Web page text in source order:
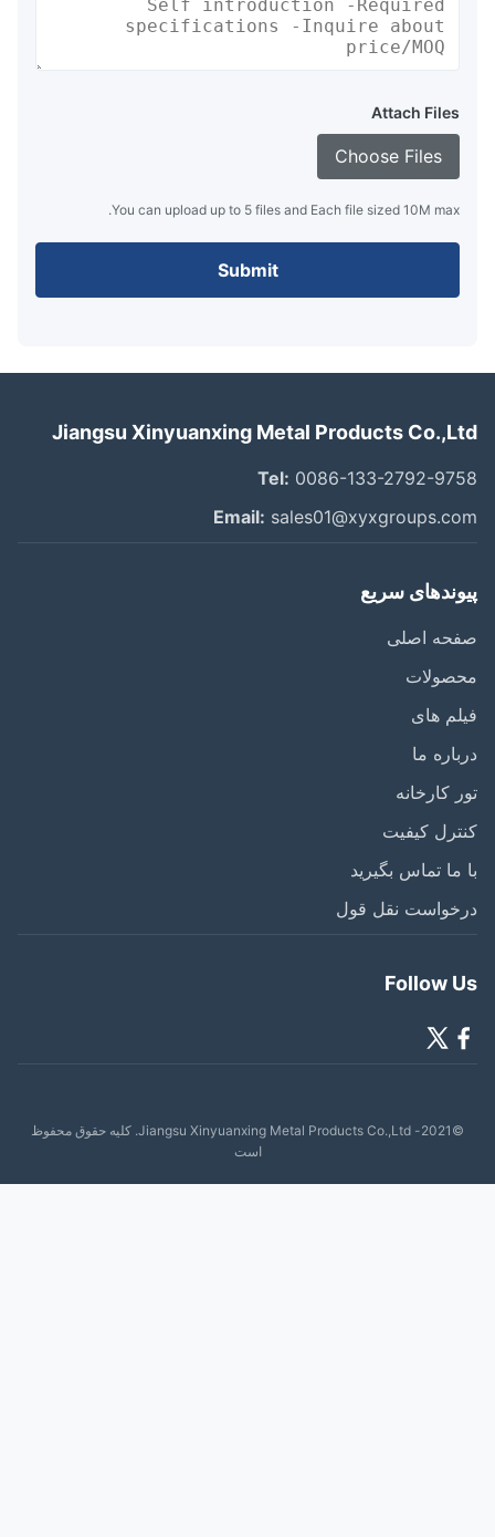
Attach Files
Choose Files
You can upload up to 5 files and Each file sized 10M max.
Submit
Jiangsu Xinyuanxing Metal Products
Tel:0086-133-2792-
Email:
سریع
اصلی
های
ما
کارخانه
کیفیت
تماس بگیرید
نقل قول
Follow
©2021- Jiangsu Xinyuanxing Metal Products Co.,Ltd. کلیه حقوق محفوظ